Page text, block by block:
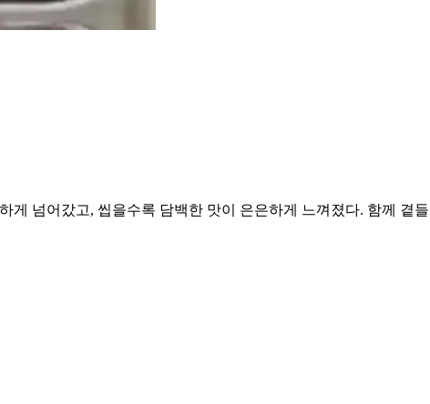
게 넘어갔고, 씹을수록 담백한 맛이 은은하게 느껴졌다. 함께 곁